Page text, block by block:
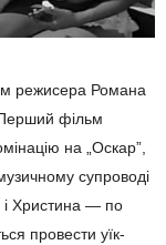
режисера Романа
фільм
на „Оскар”,
супроводі
Христина — по
провести уїк-